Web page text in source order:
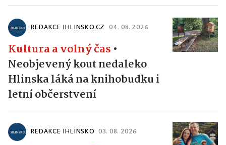
REDAKCE IHLINSKO.CZ 04. 08. 2026
Kultura a volný čas •
Neobjevený kout nedaleko
Hlinska láká na knihobudku i
letní občerstvení
REDAKCE IHLINSKO 03. 08. 2026